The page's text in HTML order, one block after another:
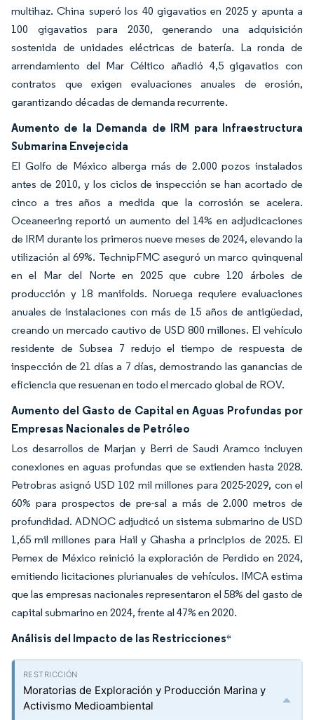
multihaz. China superó los 40 gigavatios en 2025 y apunta a
100 gigavatios para 2030, generando una adquisición
sostenida de unidades eléctricas de batería. La ronda de
arrendamiento del Mar Céltico añadió 4,5 gigavatios con
contratos que exigen evaluaciones anuales de erosión,
garantizando décadas de demanda recurrente.
Aumento de la Demanda de IRM para Infraestructura
Submarina Envejecida
El Golfo de México alberga más de 2.000 pozos instalados
antes de 2010, y los ciclos de inspección se han acortado de
cinco a tres años a medida que la corrosión se acelera.
Oceaneering reportó un aumento del 14% en adjudicaciones
de IRM durante los primeros nueve meses de 2024, elevando la
utilización al 69%. TechnipFMC aseguró un marco quinquenal
en el Mar del Norte en 2025 que cubre 120 árboles de
producción y 18 manifolds. Noruega requiere evaluaciones
anuales de instalaciones con más de 15 años de antigüedad,
creando un mercado cautivo de USD 800 millones. El vehículo
residente de Subsea 7 redujo el tiempo de respuesta de
inspección de 21 días a 7 días, demostrando las ganancias de
eficiencia que resuenan en todo el mercado global de ROV.
Aumento del Gasto de Capital en Aguas Profundas por
Empresas Nacionales de Petróleo
Los desarrollos de Marjan y Berri de Saudi Aramco incluyen
conexiones en aguas profundas que se extienden hasta 2028.
Petrobras asignó USD 102 mil millones para 2025-2029, con el
60% para prospectos de pre-sal a más de 2.000 metros de
profundidad. ADNOC adjudicó un sistema submarino de USD
1,65 mil millones para Hail y Ghasha a principios de 2025. El
Pemex de México reinició la exploración de Perdido en 2024,
emitiendo licitaciones plurianuales de vehículos. IMCA estima
que las empresas nacionales representaron el 58% del gasto de
capital submarino en 2024, frente al 47% en 2020.
Análisis del Impacto de las Restricciones*
Moratorias de Exploración y Producción Marina y
Activismo Medioambiental